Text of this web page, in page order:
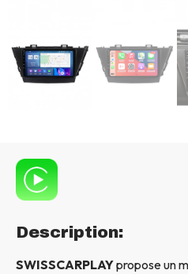
Description:
SWISSCARPLAYpropose un